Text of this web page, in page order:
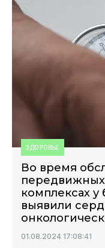
ЗДОРОВЬЕ
Во время
комплексах у
выявили
01.08.2024 17:08:41